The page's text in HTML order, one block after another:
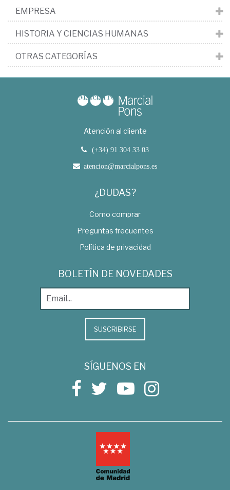
EMPRESA
HISTORIA Y CIENCIAS HUMANAS
OTRAS CATEGORÍAS
Atención al cliente
(+34) 91 304 33 03
atencion@marcialpons.es
¿DUDAS?
Como comprar
Preguntas frecuentes
Política de privacidad
BOLETÍN DE NOVEDADES
SUSCRIBIRSE
SÍGUENOS EN